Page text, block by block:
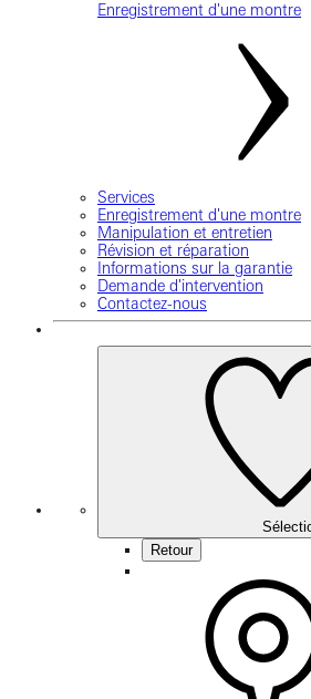
Enregistrement d'une montre
Services
Enregistrement d'une montre
Manipulation et entretien
Révision et réparation
Informations sur la garantie
Demande d'intervention
Contactez-nous
Retour